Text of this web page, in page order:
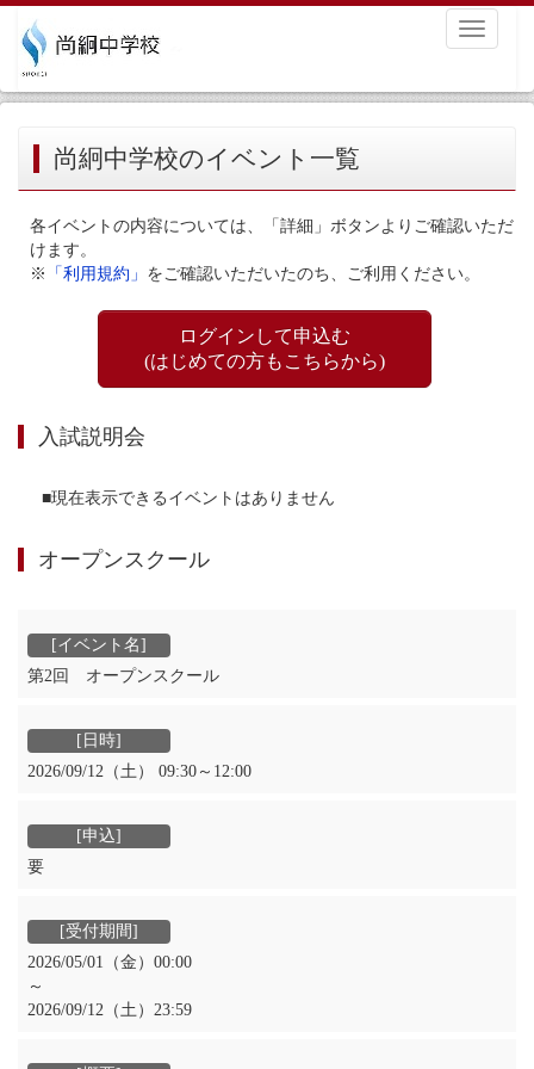
Toggle
尚絅中学校のイベント一覧
各イベントの内容については、「詳細」ボタンよりご確認いただ
けます。
※
「利用規約」 をご確認いただいたのち、ご利用ください。
ログインして申込む
(はじめての方もこちらから)
入試説明会
■現在表示できるイベントはありません
オープンスクール
第2回 オープンスクール
2026/09/12（土） 09:30～12:00
要
2026/05/01（金）00:00
～
2026/09/12（土）23:59